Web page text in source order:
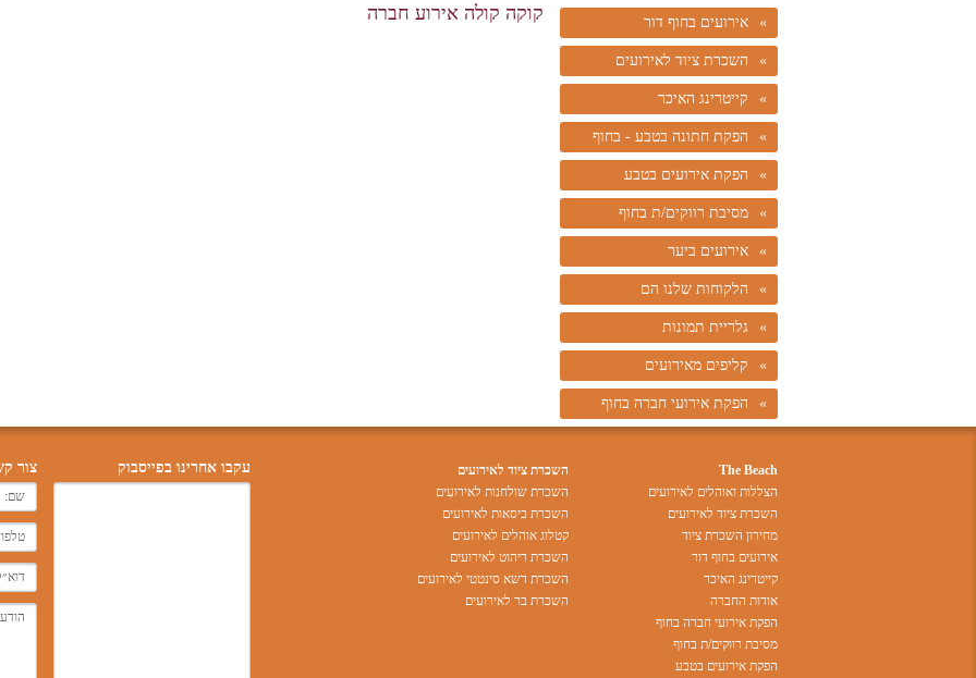
אירועים בחוף דור
השכרת ציוד לאירועים
קייטרינג האיכר
הפקת חתונה בטבע - בחוף
הפקת אירועים בטבע
מסיבת רווקים/ת בחוף
אירועים ביער
הלקוחות שלנו הם
גלריית תמונות
קליפים מאירועים
הפקת אירועי חברה בחוף
קוקה קולה אירוע חברה
צור עקבו אחרינו בפייסבוק
The Beach
הצללות ואוהלים לאירועים
השכרת ציוד לאירועים
מחירון השכרת ציוד
אירועים בחוף דור
קייטרינג האיכר
אודות החברה
הפקת אירועי חברה בחוף
מסיבת רווקים/ת בחוף
הפקת אירועים בטבע
השכרת ציוד לאירועים
השכרת שולחנות לאירועים
השכרת כיסאות לאירועים
קטלוג אוהלים לאירועים
השכרת ריהוט לאירועים
השכרת דשא סינטטי לאירועים
השכרת בר לאירועים